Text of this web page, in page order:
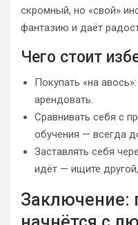
скромный, но «свой»
фантазию и даёт
Чего стоит
Покупать «на
арендовать.
Сравнивать себя с
обучения — всегда
Заставлять себя
идёт — ищите
Заключение: